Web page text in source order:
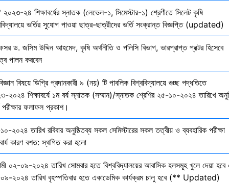
২৪ শিক্ষাবর্ষের স্নাতক (লেভেল-১, সিমেস্টার-১) শ্রেণীতে সিলেট কৃষি
ভর্তির সুযোগ পাওয়া ছাত্র-ছাত্রীদের ভর্তি সংক্রান্ত বিজ্ঞপ্তি (updated)
ড. জসিম উদ্দিন আহমেদ, কৃষি অর্থনীতি ও পলিসি বিভাগ, ভারপ্রাপ্ত প্রক্টর হিসেবে
পালন করবেন
বিষয়ে ডিগ্রি প্রদানকারী ৯ (নয়) টি পাবলিক বিশ্ববিদ্যালয়ে গুচ্ছ পদ্ধতিতে
২০২৪ শিক্ষাবর্ষে ১ম বর্ষ স্নাতক (সম্মান)/স্নাতক শ্রেণির ২৫-১০-২০২৪ তারিখে
পরীক্ষার ফলাফল প্রকাশ।
২০২৪ তারিখ রবিবার অনুষ্ঠিতব্য সকল সেমিস্টারের সকল তত্বীয় ও ব্যবহারিক পরীক্ষা
কারণ বশত: স্থগিত করা হলো
০২-০৯-২০২৪ তারিখ সোমবার হতে বিশ্ববিদ্যালয়ের আবাসিক হলসমূহ খুলে দেয়া হবে
২০২৪ তারিখ বৃহস্পতিবার হতে একাডেমিক কার্যক্রম চালু হবে (** Updated)